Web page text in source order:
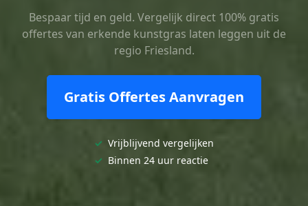
Bespaar tijd en geld. Vergelijk direct 100% gratis
offertes van erkende kunstgras laten leggen uit de
regio Friesland.
Gratis Offertes Aanvragen
✓ Vrijblijvend vergelijken
✓ Binnen 24 uur reactie